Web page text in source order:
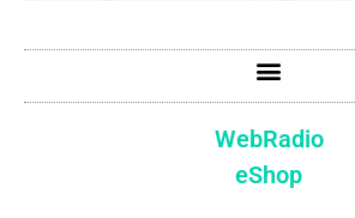
WebRadio
eShop